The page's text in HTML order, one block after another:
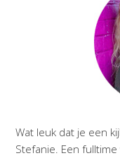
Wat leuk dat je een
Stefanie. Een